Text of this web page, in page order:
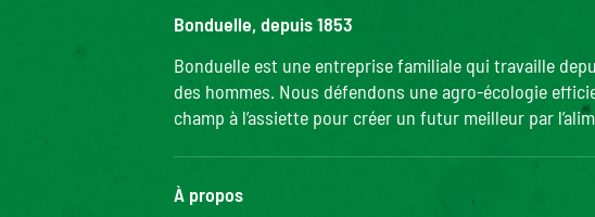
Bonduelle, depuis 1853
Bonduelle est une entreprise familiale qui travaille
des hommes. Nous défendons une agro-écologie
champ à l’assiette pour créer un futur meilleur par
À propos